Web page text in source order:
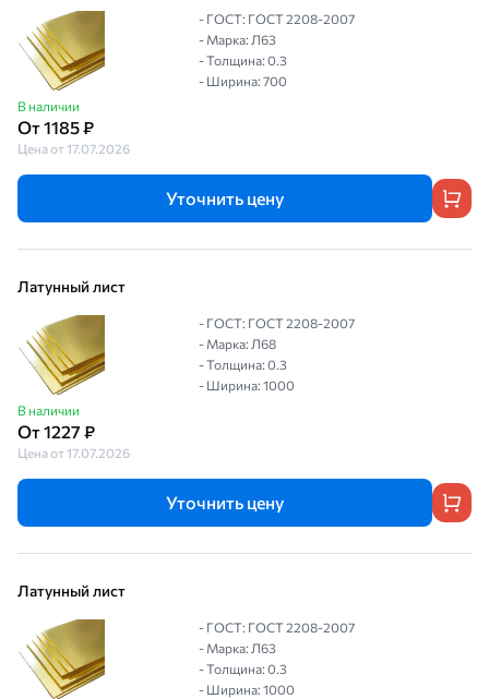
В наличии
От 1185 ₽
Цена от 17.07.2026
- ГОСТ: ГОСТ 2208-2007
- Марка: Л63
- Толщина: 0.3
- Ширина: 700
Уточнить цену
Латунный лист
В наличии
От 1227 ₽
Цена от 17.07.2026
- ГОСТ: ГОСТ 2208-2007
- Марка: Л68
- Толщина: 0.3
- Ширина: 1000
Уточнить цену
Латунный лист
- ГОСТ: ГОСТ 2208-2007
- Марка: Л63
- Толщина: 0.3
- Ширина: 1000